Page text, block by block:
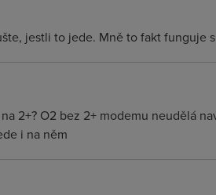
jestli to jede. Mně to fakt funguje
2+? O2 bez 2+ modemu neudělá
i na něm